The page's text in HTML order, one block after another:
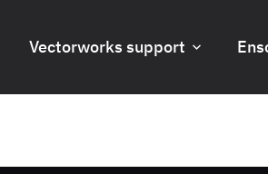
Vectorworks support